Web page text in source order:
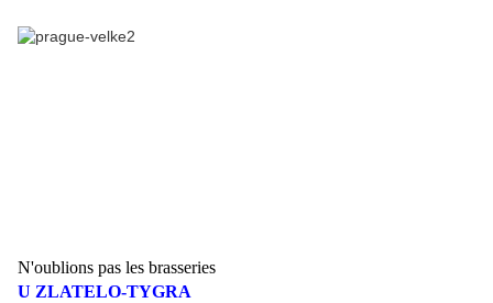
N'oublions pas les brasseries
U ZLATELO-TYGRA